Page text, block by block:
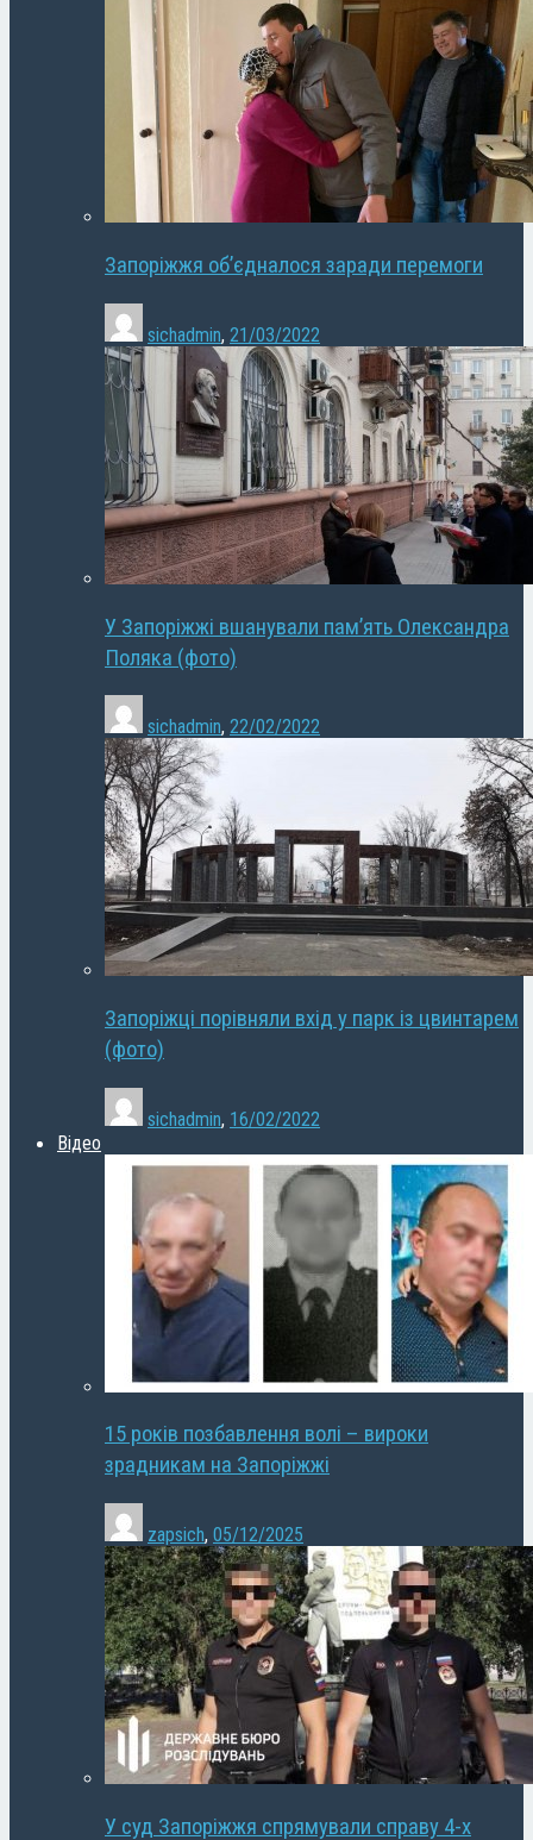
Запоріжжя об’єдналося заради перемоги
sichadmin, 21/03/2022
У Запоріжжі вшанували пам’ять Олександра
Поляка (фото)
sichadmin, 22/02/2022
Запоріжці порівняли вхід у парк із цвинтарем
(фото)
sichadmin, 16/02/2022
Відео
15 років позбавлення волі – вироки
зрадникам на Запоріжжі
zapsich, 05/12/2025
У суд Запоріжжя спрямували справу 4-х